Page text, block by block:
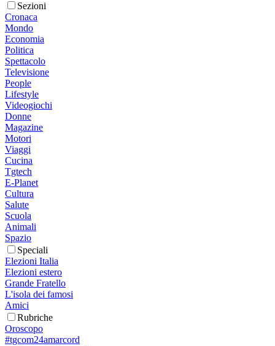
Sezioni
Cronaca
Mondo
Economia
Politica
Spettacolo
Televisione
People
Lifestyle
Videogiochi
Donne
Magazine
Motori
Viaggi
Cucina
Tgtech
E-Planet
Cultura
Salute
Scuola
Animali
Spazio
Speciali
Elezioni Italia
Elezioni estero
Grande Fratello
L'isola dei famosi
Amici
Rubriche
Oroscopo
#tgcom24amarcord